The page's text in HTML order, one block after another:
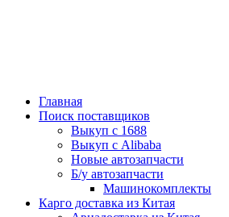
Главная
Поиск поставщиков
Выкуп с 1688
Выкуп с Alibaba
Новые автозапчасти
Б/у автозапчасти
Машинокомплекты
Карго доставка из Китая